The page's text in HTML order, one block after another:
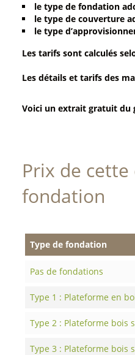
le type de fondation
le type de couverture
le type
Les tarifs sont calculés
Les détails et tarifs des
Voici un extrait gratuit du
Prix de
fondation
Type de fondation
Pas de fondations
Type 1 : Plateforme en
Type 2 : Plateforme bois
Type 3 : Plateforme bois